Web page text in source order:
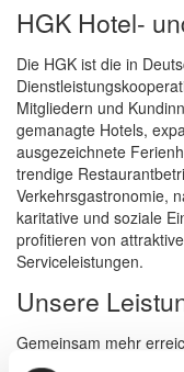
HGK Hotel-
Die HGK ist die in
Mitgliedern und
gemanagte Hotels,
ausgezeichnete
trendige
Verkehrsgastronomie,
karitative und soziale
profitieren von
Serviceleistungen.
Unsere
Gemeinsam mehr